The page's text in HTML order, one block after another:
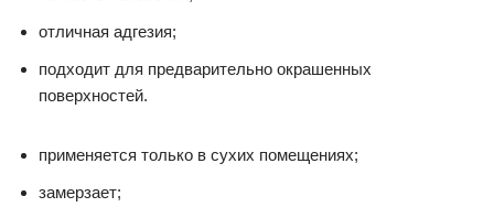
отличная адгезия;
подходит для предварительно окрашенных
поверхностей.
применяется только в сухих помещениях;
замерзает;